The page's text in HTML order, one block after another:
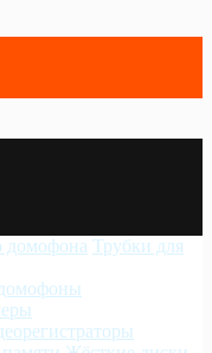
Трубки для